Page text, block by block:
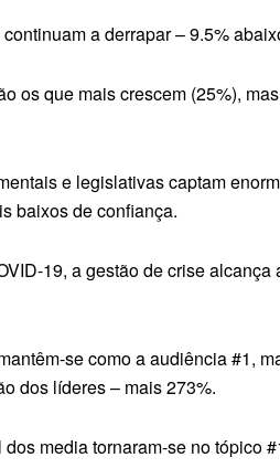
a derrapar – 9.5%
os que mais crescem (25%),
e legislativas captam
baixos de confiança.
19, a gestão de crise
se como a audiência #1,
dos líderes – mais 273%.
media tornaram-se no tópico